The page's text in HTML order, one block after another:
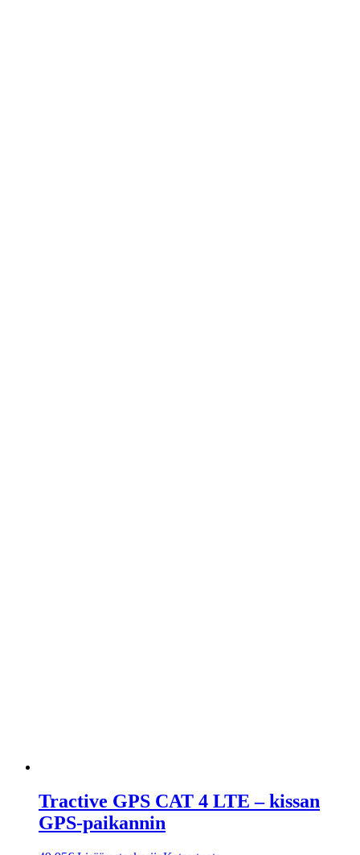
Tractive GPS CAT 4 LTE – kissan
GPS-paikannin